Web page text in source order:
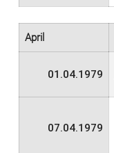
April
01.04.1979
07.04.1979